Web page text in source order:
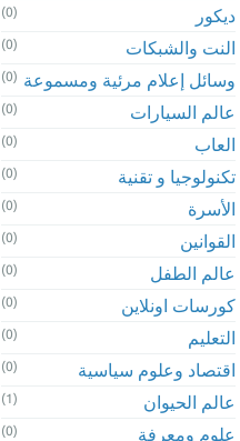
ديكور (0)
النت والشبكات (0)
وسائل إعلام مرئية ومسموعة (0)
عالم السيارات (0)
العاب (0)
تكنولوجيا و تقنية (0)
الأسرة (0)
القوانين (0)
عالم الطفل (0)
كورسات اونلاين (0)
التعليم (0)
اقتصاد وعلوم سياسية (0)
عالم الحيوان (1)
علوم ومعرفة (0)